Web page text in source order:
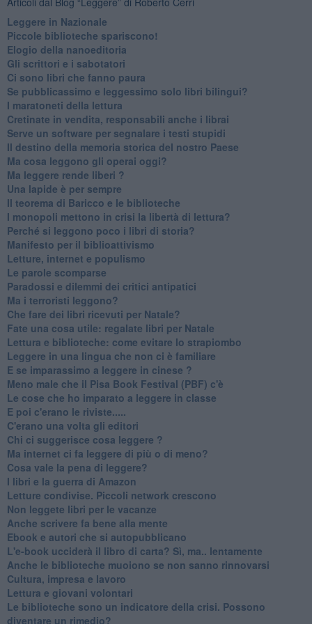
​Leggere in Nazionale
​Piccole biblioteche spariscono!
​Elogio della nanoeditoria
Gli scrittori e i sabotatori
Ci sono libri che fanno paura
Se pubblicassimo e leggessimo solo libri bilingui?
I maratoneti della lettura
Cretinate in vendita, responsabili anche i librai
Serve un software per segnalare i testi stupidi
​Il destino della memoria storica del nostro Paese
Ma cosa leggono gli operai oggi?
Ma leggere rende liberi ?
​Una lapide è per sempre
Il teorema di Baricco e le biblioteche
I monopoli mettono in crisi la libertà di lettura?
​Perché si leggono poco i libri di storia?
​Manifesto per il biblioattivismo
Letture, internet e populismo
​Le parole scomparse
​Paradossi e dilemmi dei critici antipatici
Ma i terroristi leggono?
​Che fare dei libri ricevuti per Natale?
​Fate una cosa utile: regalate libri per Natale
​Lettura e biblioteche: come evitare lo strapiombo
Leggere in una lingua che non ci è familiare
​E se imparassimo a leggere in cinese ?
​Meno male che il Pisa Book Festival (PBF) c'è
​Le cose che ho imparato a leggere in classe
​E poi c'erano le riviste.....
​C'erano una volta gli editori
​Chi ci suggerisce cosa leggere ?
​Ma internet ci fa leggere di più o di meno?
​Cosa vale la pena di leggere?
I libri e la guerra di Amazon
​Letture condivise. Piccoli network crescono
​Non leggete libri per le vacanze
​Anche scrivere fa bene alla mente
​Ebook e autori che si autopubblicano
​L'e-book ucciderà il libro di carta? Sì, ma.. lentamente
​Anche le biblioteche muoiono se non sanno rinnovarsi
​Cultura, impresa e lavoro
​Lettura e giovani volontari
​Le biblioteche sono un indicatore della crisi. Possono
diventare un rimedio?